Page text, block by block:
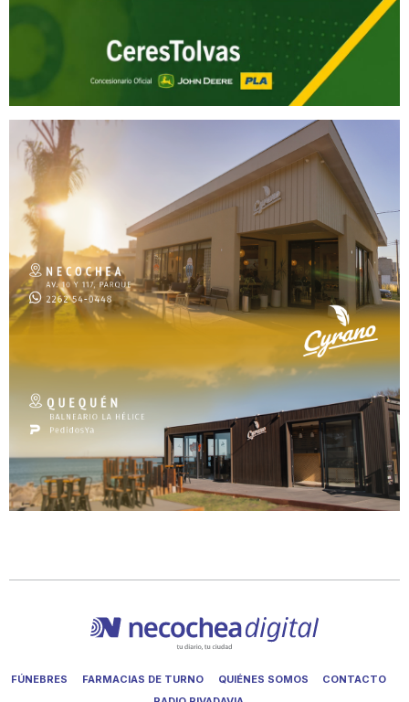
FÚNEBRES FARMACIAS DE TURNO QUIÉNES SOMOS
CONTACTO